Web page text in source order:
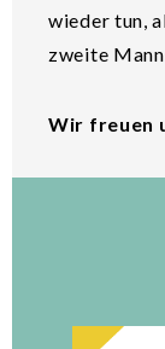
wieder tun,
zweite
Wir freuen